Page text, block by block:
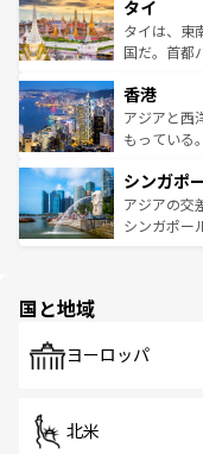
リティに包
覧を参照し
急速な発展
ーチミン市
醸し出して
とつ。フォ
ひ現地で味
が旅行者を
参照してほ
タイ
タイは、東
国だ。首都
の活気が交
帯で自然と
いビーチで
激する。気
が待ってい
た文化、そ
香港
アジアと西
もっている
み、どこを
ており、効
うな絶景か
シンガポ
アジアの交
シンガポー
で、ホーカ
国と地域
ヨーロッパ
北米